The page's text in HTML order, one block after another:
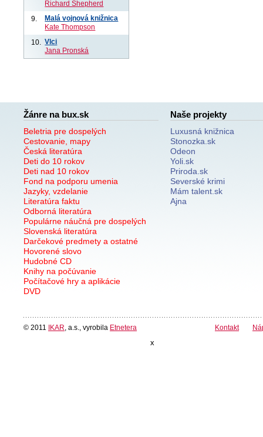
Richard Shepherd
9.
Malá vojnová knižnica
Kate Thompson
10.
Vlci
Jana Pronská
Žánre na bux.sk
Beletria pre dospelých
Cestovanie, mapy
Česká literatúra
Deti do 10 rokov
Deti nad 10 rokov
Fond na podporu umenia
Jazyky, vzdelanie
Literatúra faktu
Odborná literatúra
Populárne náučná pre dospelých
Slovenská literatúra
Darčekové predmety a ostatné
Hovorené slovo
Hudobné CD
Knihy na počúvanie
Počítačové hry a aplikácie
DVD
Naše projekty
Luxusná knižnica
Stonozka.sk
Odeon
Yoli.sk
Priroda.sk
Severské krimi
Mám talent.sk
Ajna
© 2011 IKAR , a.s., vyrobila Etnetera Kontakt
x